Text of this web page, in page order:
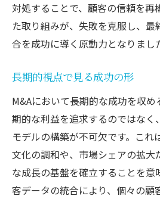
対処することで、顧客の信頼を再
た取り組みが、失敗を克服し、最
合を成功に導く原動力となりまし
長期的視点で見る成功の形
M&Aにおいて長期的な成功を収
期的な利益を追求するのではなく
モデルの構築が不可欠です。これ
文化の調和や、市場シェアの拡大
な成長の基盤を確立することを意
客データの統合により、個々の顧